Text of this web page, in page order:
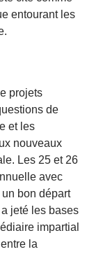
entourant les
projets
de
et les
nouveaux
Les 25 et 26
avec
bon départ
jeté les bases
impartial
la